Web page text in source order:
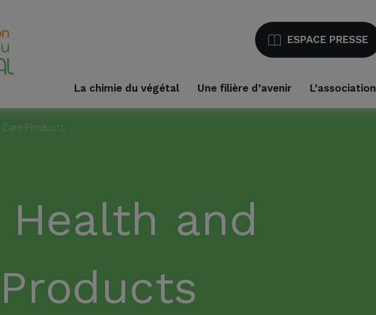
ESPACE PRESSE
La chimie du végétal Une filière d’avenir L’association
Care Products
Health and